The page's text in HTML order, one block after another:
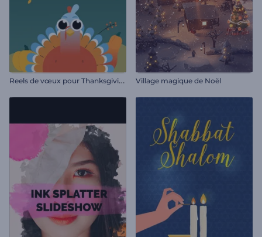
R
eels de vœux pour Thanksgiving Village magique de Noël